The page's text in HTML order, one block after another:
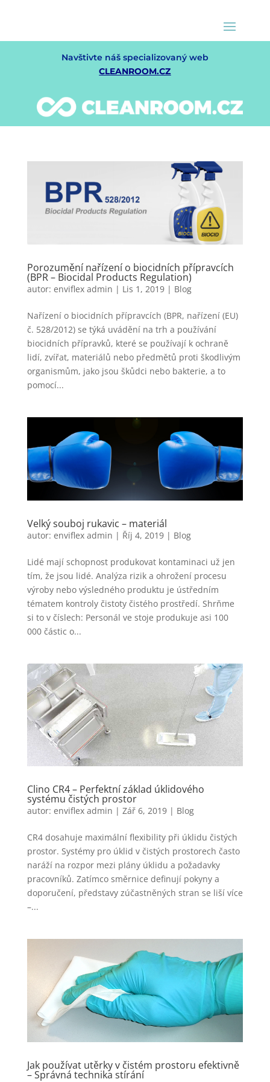
Navštivte náš specializovaný web
CLEANROOM.CZ
Porozumění nařízení o biocidních přípravcích
(BPR – Biocidal Products Regulation)
autor: enviflex admin | Lis 1, 2019| Blog
Nařízení o biocidních přípravcích (BPR, nařízení (EU)
č. 528/2012) se týká uvádění na trh a používání
biocidních přípravků, které se používají k ochraně
lidí, zvířat, materiálů nebo předmětů proti škodlivým
organismům, jako jsou škůdci nebo bakterie, a to
pomocí...
Velký souboj rukavic – materiál
autor: enviflex admin | Říj 4, 2019| Blog
Lidé mají schopnost produkovat kontaminaci už jen
tím, že jsou lidé. Analýza rizik a ohrožení procesu
výroby nebo výsledného produktu je ústředním
tématem kontroly čistoty čistého prostředí. Shrňme
si to v číslech: Personál ve stoje produkuje asi 100
000 částic o...
Clino CR4 – Perfektní základ úklidového
systému čistých prostor
autor: enviflex admin | Zář 6, 2019| Blog
CR4 dosahuje maximální flexibility při úklidu čistých
prostor. Systémy pro úklid v čistých prostorech často
naráží na rozpor mezi plány úklidu a požadavky
pracovníků. Zatímco směrnice definují pokyny a
doporučení, představy zúčastněných stran se liší více
–...
Jak používat utěrky v čistém prostoru efektivně
– Správná technika stírání